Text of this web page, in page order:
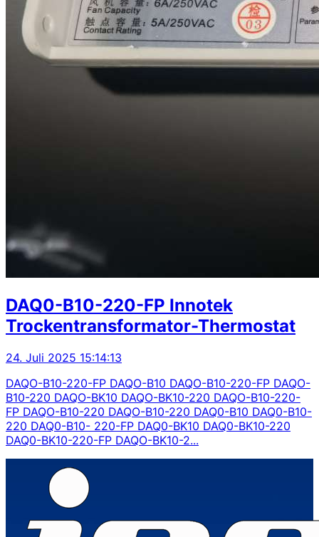
DAQ0-B10-220-FP Innotek
Trockentransformator-Thermostat
24. Juli 2025 15:14:13
DAQO-B10-220-FP DAQO-B10 DAQO-B10-220-FP DAQO-
B10-220 DAQO-BK10 DAQO-BK10-220 DAQO-B10-220-
FP DAQO-B10-220 DAQO-B10-220 DAQ0-B10 DAQ0-B10-
220 DAQ0-B10- 220-FP DAQ0-BK10 DAQ0-BK10-220
DAQ0-BK10-220-FP DAQO-BK10-2...